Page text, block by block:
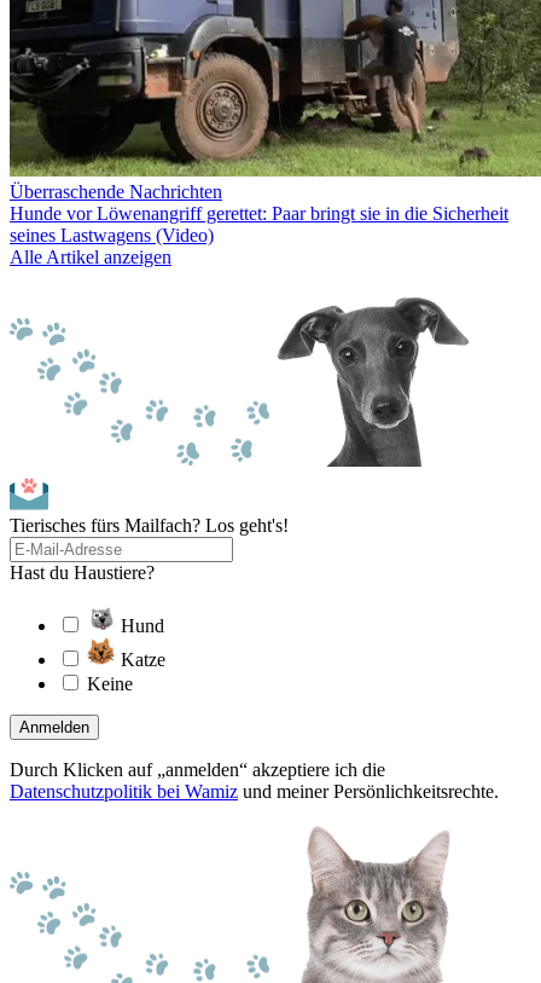
Überraschende Nachrichten
Hunde vor Löwenangriff gerettet: Paar bringt sie in die Sicherheit
seines Lastwagens (Video)
Alle Artikel anzeigen
Tierisches fürs Mailfach? Los geht's!
Hast du Haustiere?
Hund
Katze
Keine
Anmelden
Durch Klicken auf „anmelden“ akzeptiere ich die
Datenschutzpolitik bei Wamiz und meiner Persönlichkeitsrechte.